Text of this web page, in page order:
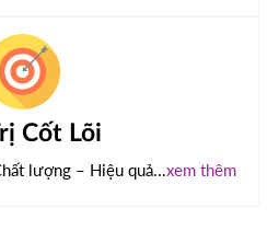
Cốt Lõi
lượng – Hiệu quả...xem thêm